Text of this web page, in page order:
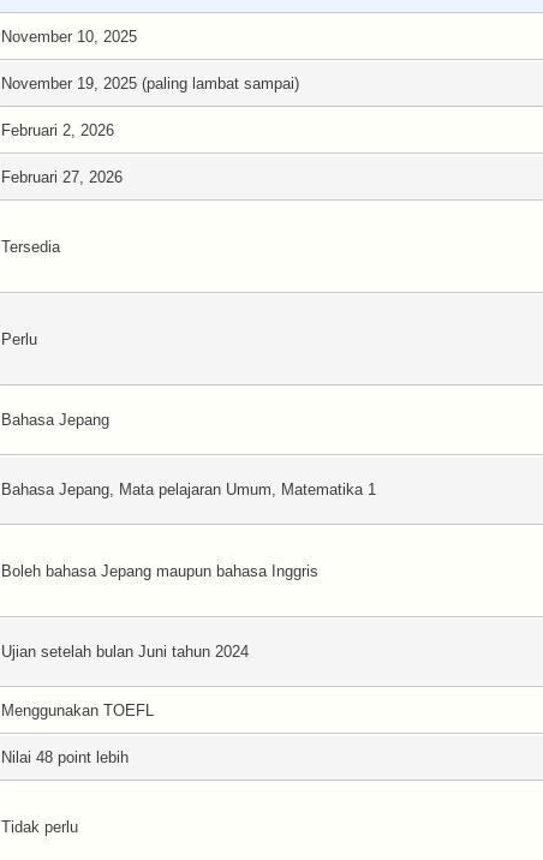
November 10, 2025
November 19, 2025 (paling lambat sampai)
Februari 2, 2026
Februari 27, 2026
Tersedia
Perlu
Bahasa Jepang
Bahasa Jepang, Mata pelajaran Umum, Matematika 1
Boleh bahasa Jepang maupun bahasa Inggris
Ujian setelah bulan Juni tahun 2024
Menggunakan TOEFL
Nilai 48 point lebih
Tidak perlu